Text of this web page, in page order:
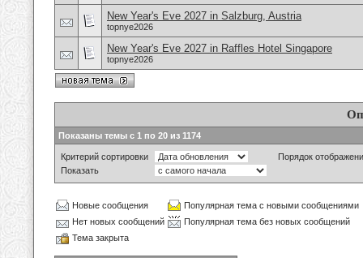
New Year's Eve 2027 in Salzburg, Austria
topnye2026
New Year's Eve 2027 in Raffles Hotel Singapore
topnye2026
Показаны темы с 1 по 20 из 1174
Критерий сортировки
Порядок
Показать
Новые сообщения
Популярная тема с новыми сообщениями
Нет новых сообщений
Популярная тема без новых сообщений
Тема закрыта